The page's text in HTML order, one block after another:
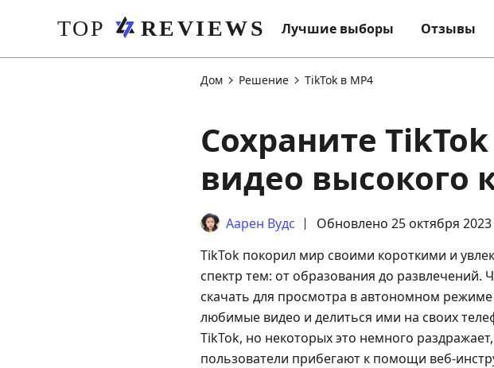
Лучшие выборы Отзывы
Дом Решение TikTok в MP4
Сохраните
видео высокого
Аарен Вудс Обновлено 25 октября 2023
TikTok покорил мир своими короткими и
спектр тем: от образования до развлечений.
скачать для просмотра в автономном
любимые видео и делиться ими на своих
TikTok, но некоторых это немного
пользователи прибегают к помощи веб-